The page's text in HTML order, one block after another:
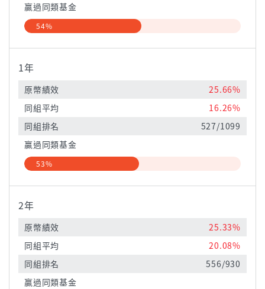
贏過同類基金
54%
1年
原幣績效
25.66%
同組平均
16.26%
同組排名
527/1099
贏過同類基金
53%
2年
原幣績效
25.33%
同組平均
20.08%
同組排名
556/930
贏過同類基金